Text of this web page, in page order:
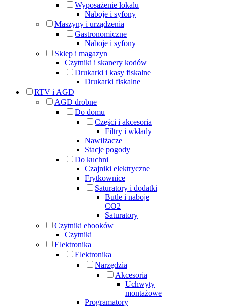
Wyposażenie lokalu
Naboje i syfony
Maszyny i urządzenia
Gastronomiczne
Naboje i syfony
Sklep i magazyn
Czytniki i skanery kodów
Drukarki i kasy fiskalne
Drukarki fiskalne
RTV i AGD
AGD drobne
Do domu
Części i akcesoria
Filtry i wkłady
Nawilżacze
Stacje pogody
Do kuchni
Czajniki elektryczne
Frytkownice
Saturatory i dodatki
Butle i naboje
CO2
Saturatory
Czytniki ebooków
Czytniki
Elektronika
Elektronika
Narzędzia
Akcesoria
Uchwyty
montażowe
Programatory